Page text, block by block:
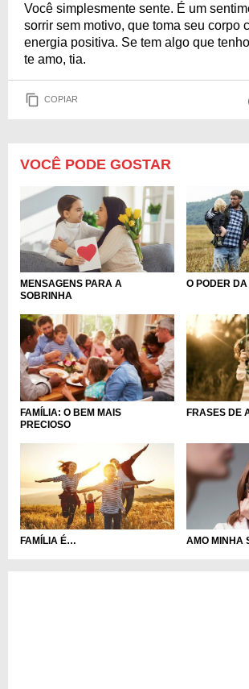
Você simplesmente sente. É um
sorrir sem motivo, que toma seu corpo
energia positiva. Se tem algo que
te amo, tia.
COPIAR
VOCÊ PODE GOSTAR
MENSAGENS PARA A
SOBRINHA
O PODER
FAMÍLIA: O BEM MAIS
PRECIOSO
FRASES DE
FAMÍLIA É… AMO MINHA